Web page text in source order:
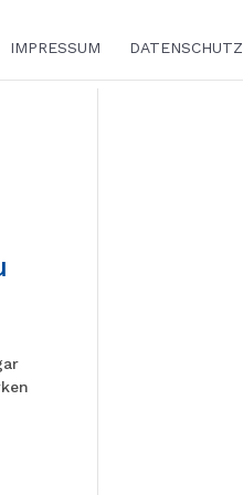
IMPRESSUM DATENSCHUTZ